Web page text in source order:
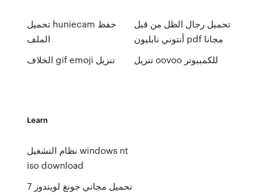
تحميل huniecam حفظ
الملف
الخلاف gif emoji تنزيل
تحميل رجال الظل من قبل
أنتوني نابليون pdf مجانا
تنزيل oovoo للكمبيوتر
Learn
نظام التشغيل windows nt
iso download
تحميل مجاني جونغ لويندوز 7